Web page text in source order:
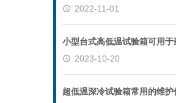
2022-11-01
2023-10-20